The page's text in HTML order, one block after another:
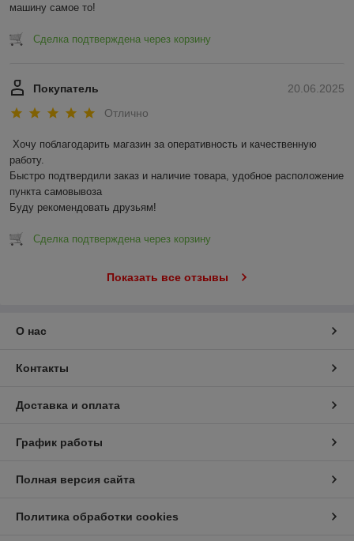
машину самое то!
Сделка подтверждена через корзину
20.06.2025
Покупатель
Отлично
Хочу поблагодарить магазин за оперативность и качественную
работу.
Быстро подтвердили заказ и наличие товара, удобное расположение
пункта самовывоза
Буду рекомендовать друзьям!
Сделка подтверждена через корзину
Показать все отзывы
О нас
Контакты
Доставка и оплата
График работы
Полная версия сайта
Политика обработки cookies